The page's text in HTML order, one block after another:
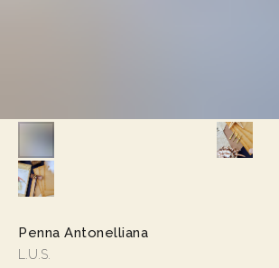
Penna Antonelliana
L.U.S.